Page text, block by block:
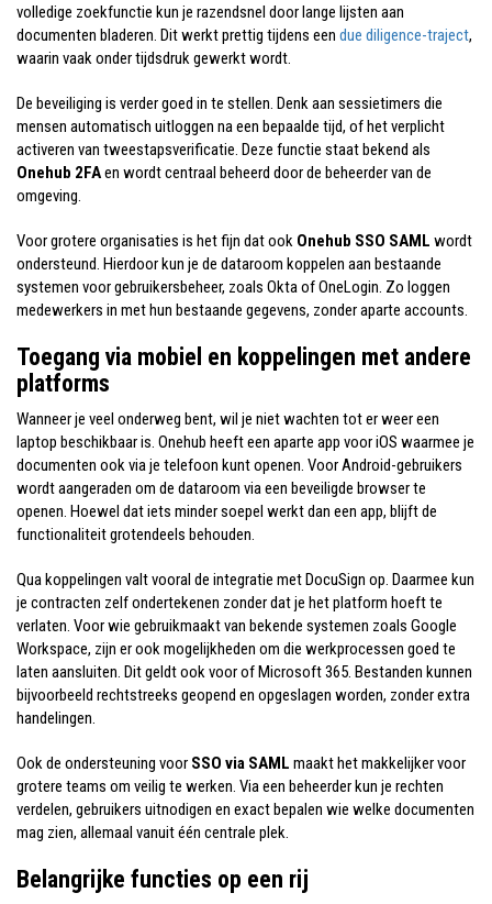
volledige zoekfunctie kun je razendsnel door lange lijsten aan
documenten bladeren. Dit werkt prettig tijdens een due diligence-traject,
waarin vaak onder tijdsdruk gewerkt wordt.
De beveiliging is verder goed in te stellen. Denk aan sessietimers die
mensen automatisch uitloggen na een bepaalde tijd, of het verplicht
activeren van tweestapsverificatie. Deze functie staat bekend als
Onehub 2FAen wordt centraal beheerd door de beheerder van de
omgeving.
Voor grotere organisaties is het fijn dat ook Onehub SSO SAML wordt
ondersteund. Hierdoor kun je de dataroom koppelen aan bestaande
systemen voor gebruikersbeheer, zoals Okta of OneLogin. Zo loggen
medewerkers in met hun bestaande gegevens, zonder aparte accounts.
Toegang via mobiel en koppelingen met andere
platforms
Wanneer je veel onderweg bent, wil je niet wachten tot er weer een
laptop beschikbaar is. Onehub heeft een aparte app voor iOS waarmee je
documenten ook via je telefoon kunt openen. Voor Android-gebruikers
wordt aangeraden om de dataroom via een beveiligde browser te
openen. Hoewel dat iets minder soepel werkt dan een app, blijft de
functionaliteit grotendeels behouden.
Qua koppelingen valt vooral de integratie met DocuSign op. Daarmee kun
je contracten zelf ondertekenen zonder dat je het platform hoeft te
verlaten. Voor wie gebruikmaakt van bekende systemen zoals Google
Workspace, zijn er ook mogelijkheden om die werkprocessen goed te
laten aansluiten. Dit geldt ook voor of Microsoft 365. Bestanden kunnen
bijvoorbeeld rechtstreeks geopend en opgeslagen worden, zonder extra
handelingen.
Ook de ondersteuning voor SSO via SAML maakt het makkelijker voor
grotere teams om veilig te werken. Via een beheerder kun je rechten
verdelen, gebruikers uitnodigen en exact bepalen wie welke documenten
mag zien, allemaal vanuit één centrale plek.
Belangrijke functies op een rij